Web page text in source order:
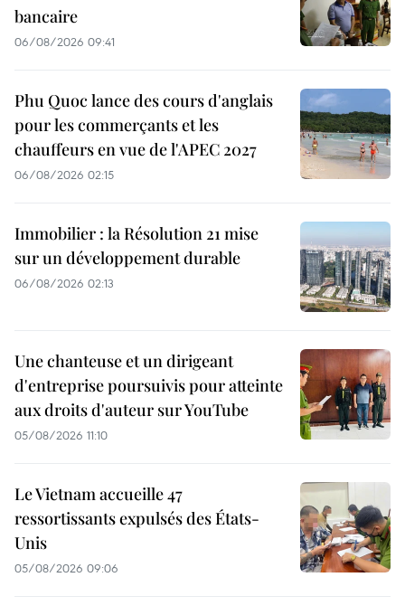
bancaire
06/08/2026 09:41
Phu Quoc lance des cours d'anglais
pour les commerçants et les
chauffeurs en vue de l'APEC 2027
06/08/2026 02:15
Immobilier : la Résolution 21 mise
sur un développement durable
06/08/2026 02:13
Une chanteuse et un dirigeant
d'entreprise poursuivis pour atteinte
aux droits d'auteur sur YouTube
05/08/2026 11:10
Le Vietnam accueille 47
ressortissants expulsés des États-
Unis
05/08/2026 09:06